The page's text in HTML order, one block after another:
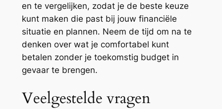
en te vergelijken, zodat je de beste keuze
kunt maken die past bij jouw financiële
situatie en plannen. Neem de tijd om na te
denken over wat je comfortabel kunt
betalen zonder je toekomstig budget in
gevaar te brengen.
Veelgestelde vragen